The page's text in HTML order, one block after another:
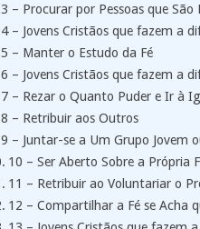
3 – Procurar por Pessoas que São
4 – Jovens Cristãos que fazem a
5 – Manter o Estudo da Fé
6 – Jovens Cristãos que fazem a
7 – Rezar o Quanto Puder e Ir à
8 – Retribuir aos Outros
9 – Juntar-se a Um Grupo Jovem
10 – Ser Aberto Sobre a Própria
11 – Retribuir ao Voluntariar o
12 – Compartilhar a Fé se Acha